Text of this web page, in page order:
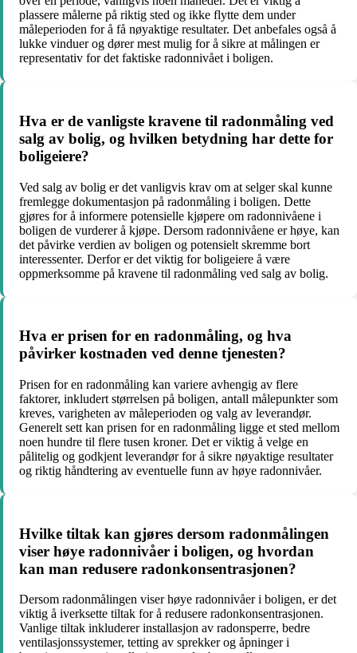
plassere målerne på riktig sted og ikke flytte dem under
måleperioden for å få nøyaktige resultater. Det anbefales også å
lukke vinduer og dører mest mulig for å sikre at målingen er
representativ for det faktiske radonnivået i boligen.
Hva er de vanligste kravene til radonmåling ved
salg av bolig, og hvilken betydning har dette for
boligeiere?
Ved salg av bolig er det vanligvis krav om at selger skal kunne
fremlegge dokumentasjon på radonmåling i boligen. Dette
gjøres for å informere potensielle kjøpere om radonnivåene i
boligen de vurderer å kjøpe. Dersom radonnivåene er høye, kan
det påvirke verdien av boligen og potensielt skremme bort
interessenter. Derfor er det viktig for boligeiere å være
oppmerksomme på kravene til radonmåling ved salg av bolig.
Hva er prisen for en radonmåling, og hva
påvirker kostnaden ved denne tjenesten?
Prisen for en radonmåling kan variere avhengig av flere
faktorer, inkludert størrelsen på boligen, antall målepunkter som
kreves, varigheten av måleperioden og valg av leverandør.
Generelt sett kan prisen for en radonmåling ligge et sted mellom
noen hundre til flere tusen kroner. Det er viktig å velge en
pålitelig og godkjent leverandør for å sikre nøyaktige resultater
og riktig håndtering av eventuelle funn av høye radonnivåer.
Hvilke tiltak kan gjøres dersom radonmålingen
viser høye radonnivåer i boligen, og hvordan
kan man redusere radonkonsentrasjonen?
Dersom radonmålingen viser høye radonnivåer i boligen, er det
viktig å iverksette tiltak for å redusere radonkonsentrasjonen.
Vanlige tiltak inkluderer installasjon av radonsperre, bedre
ventilasjonssystemer, tetting av sprekker og åpninger i